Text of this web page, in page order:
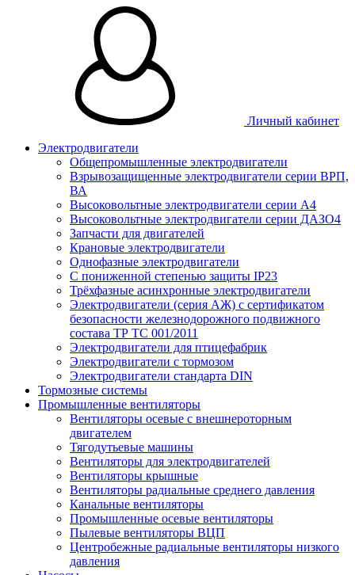
Личный кабинет
Электродвигатели
Общепромышленные электродвигатели
Взрывозащищенные электродвигатели серии ВРП,
ВА
Высоковольтные электродвигатели серии А4
Высоковольтные электродвигатели серии ДАЗО4
Запчасти для двигателей
Крановые электродвигатели
Однофазные электродвигатели
С пониженной степенью защиты IP23
Трёхфазные асинхронные электродвигатели
Электродвигатели (серия АЖ) с сертификатом
безопасности железнодорожного подвижного
состава ТР ТС 001/2011
Электродвигатели для птицефабрик
Электродвигатели с тормозом
Электродвигатели стандарта DIN
Тормозные системы
Промышленные вентиляторы
Вентиляторы осевые с внешнероторным
двигателем
Тягодутьевые машины
Вентиляторы для электродвигателей
Вентиляторы крышные
Вентиляторы радиальные среднего давления
Канальные вентиляторы
Промышленные осевые вентиляторы
Пылевые вентиляторы ВЦП
Центробежные радиальные вентиляторы низкого
давления